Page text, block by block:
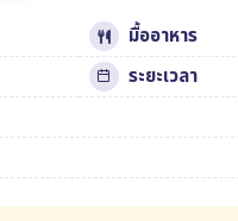
มื้ออาหาร
ระยะเวลา